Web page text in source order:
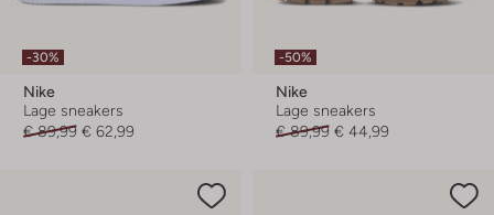
-30%
Nike
Lage sneakers
€ 89,99 € 62,99
-50%
Nike
Lage sneakers
€ 89,99 € 44,99